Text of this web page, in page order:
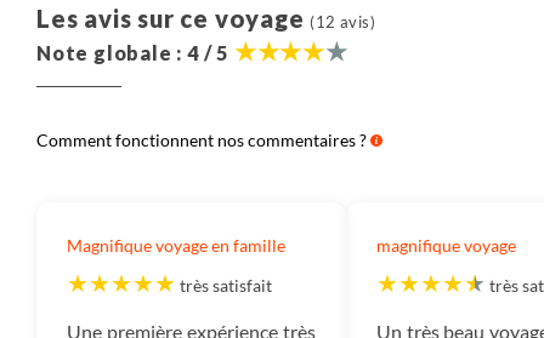
Les avis sur ce voyage (12 avis)
Note globale : 4 / 5
Comment fonctionnent nos commentaires ?
Magnifique voyage en famille
très satisfait
Une première expérience très
magnifique voyage
très
Un très beau